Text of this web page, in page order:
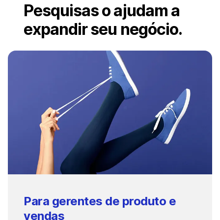
Pesquisas o ajudam a
expandir seu negócio.
Para gerentes de produto e
vendas